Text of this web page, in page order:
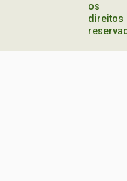
os
direitos